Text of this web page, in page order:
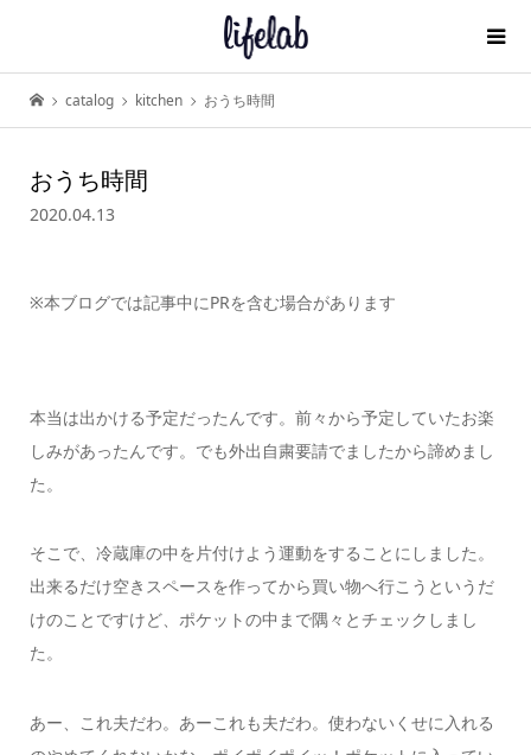
catalog kitchen おうち時間
おうち時間
2020.04.13
※本ブログでは記事中にPRを含む場合があります
本当は出かける予定だったんです。前々から予定していたお楽
しみがあったんです。でも外出自粛要請でましたから諦めまし
た。
そこで、冷蔵庫の中を片付けよう運動をすることにしました。
出来るだけ空きスペースを作ってから買い物へ行こうというだ
けのことですけど、ポケットの中まで隅々とチェックしまし
た。
あー、これ夫だわ。あーこれも夫だわ。使わないくせに入れる